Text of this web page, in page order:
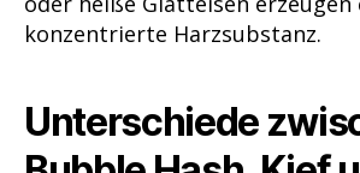
konzentrierte Harzsubstanz.
Unterschiede